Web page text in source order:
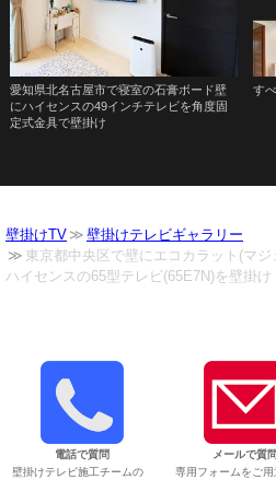
愛知県北名古屋市で寝室の石膏ボード壁
にハイセンスの49インチテレビを角度固
定式金具で壁掛け
す
壁掛けTV
壁掛けテレビギャラリー
東京都中央区で壁にエコカラット(マジ
ハイセンスの65型テレビ(65E7N)を壁掛け
電話で質問
壁掛けテレビ施工チームの
メールで質問
専用フォームをご